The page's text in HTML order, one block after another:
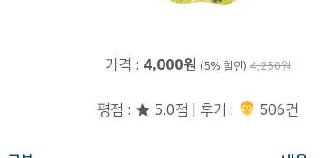
가격 : 4,000원 (5% 할인) 4,250원
평점 : ★ 5.0점 | 후기 : ‍‍ 506건